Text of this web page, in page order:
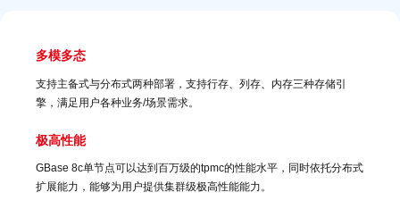
多模多态
支持主备式与分布式两种部署，支持行存、列存、内存三种存储引
擎，满足用户各种业务/场景需求。
极高性能
GBase 8c单节点可以达到百万级的tpmc的性能水平，同时依托分布式
扩展能力，能够为用户提供集群级极高性能能力。